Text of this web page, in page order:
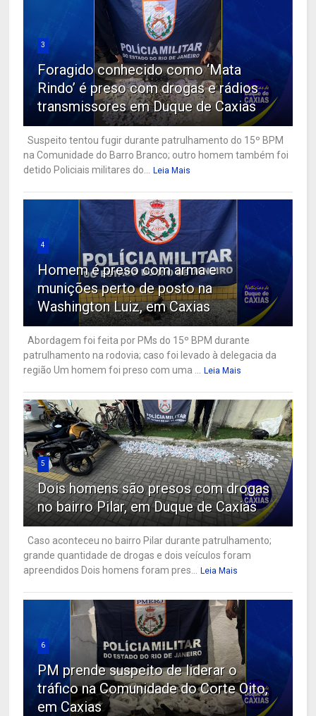
3
Foragido conhecido como ‘Mata
Rindo’ é preso com drogas e rádios
transmissores em Duque de Caxias
Suspeito tentou fugir durante patrulhamento do 15º BPM
na Comunidade do Barro Branco; outro homem também foi
detido Policiais militares do...
Leia Mais
4
Homem é preso com arma e
munições perto de posto na
Washington Luiz, em Caxias
Abordagem foi feita por PMs do 15º BPM durante
patrulhamento na rodovia; caso foi levado à delegacia da
região Um homem foi preso com uma ...
Leia Mais
5
Dois homens são presos com drogas
no bairro Pilar, em Duque de Caxias
Caso aconteceu no bairro Pilar durante patrulhamento;
grande quantidade de drogas e dois veículos foram
apreendidos Dois homens foram pres...
Leia Mais
6
PM prende suspeito de liderar o
tráfico na Comunidade do Corte Oito,
em Caxias